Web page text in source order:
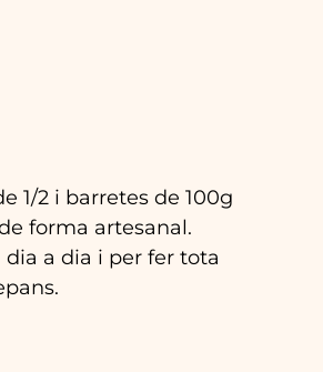
1/2 i barretes de 100g
forma artesanal.
dia a dia i per fer tota